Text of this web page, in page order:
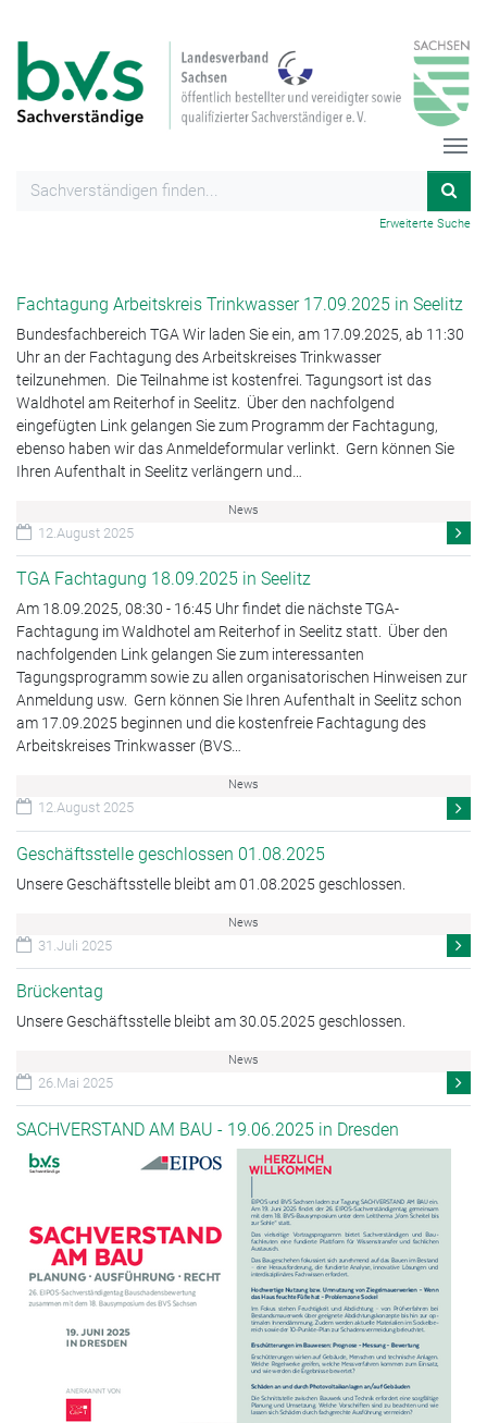
Erweiterte Suche
Fachtagung Arbeitskreis Trinkwasser 17.09.2025 in Seelitz
Bundesfachbereich TGA Wir laden Sie ein, am 17.09.2025, ab 11:30
Uhr an der Fachtagung des Arbeitskreises Trinkwasser
teilzunehmen. Die Teilnahme ist kostenfrei. Tagungsort ist das
Waldhotel am Reiterhof in Seelitz. Über den nachfolgend
eingefügten Link gelangen Sie zum Programm der Fachtagung,
ebenso haben wir das Anmeldeformular verlinkt. Gern können Sie
Ihren Aufenthalt in Seelitz verlängern und…
News
12.August 2025
TGA Fachtagung 18.09.2025 in Seelitz
Am 18.09.2025, 08:30 - 16:45 Uhr findet die nächste TGA-
Fachtagung im Waldhotel am Reiterhof in Seelitz statt. Über den
nachfolgenden Link gelangen Sie zum interessanten
Tagungsprogramm sowie zu allen organisatorischen Hinweisen zur
Anmeldung usw. Gern können Sie Ihren Aufenthalt in Seelitz schon
am 17.09.2025 beginnen und die kostenfreie Fachtagung des
Arbeitskreises Trinkwasser (BVS…
News
12.August 2025
Geschäftsstelle geschlossen 01.08.2025
Unsere Geschäftsstelle bleibt am 01.08.2025 geschlossen.
News
31.Juli 2025
Brückentag
Unsere Geschäftsstelle bleibt am 30.05.2025 geschlossen.
News
26.Mai 2025
SACHVERSTAND AM BAU - 19.06.2025 in Dresden